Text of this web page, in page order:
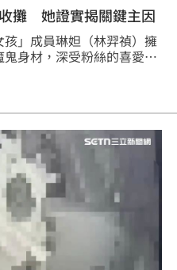
攤 她證實揭關鍵主因
」成員琳妲（林羿禎）擁
身材，深受粉絲的喜愛，
證實歇業，坦言：「該好
伶報導